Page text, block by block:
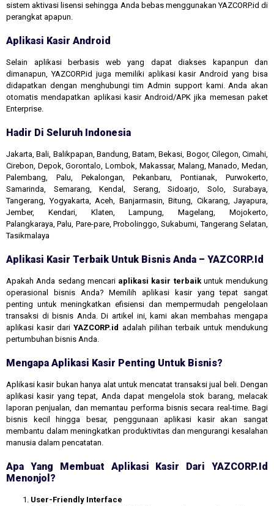
sistem aktivasi lisensi sehingga Anda bebas menggunakan YAZCORP.id di
perangkat apapun.
Aplikasi Kasir Android
Selain aplikasi berbasis web yang dapat diakses kapanpun dan
dimanapun, YAZCORP.id juga memiliki aplikasi kasir Android yang bisa
didapatkan dengan menghubungi tim Admin support kami. Anda akan
otomatis mendapatkan aplikasi kasir Android/APK jika memesan paket
Enterprise.
Hadir Di Seluruh Indonesia
Jakarta, Bali, Balikpapan, Bandung, Batam, Bekasi, Bogor, Cilegon, Cimahi,
Cirebon, Depok, Gorontalo, Lombok, Makassar, Malang, Manado, Medan,
Palembang, Palu, Pekalongan, Pekanbaru, Pontianak, Purwokerto,
Samarinda, Semarang, Kendal, Serang, Sidoarjo, Solo, Surabaya,
Tangerang, Yogyakarta, Aceh, Banjarmasin, Bitung, Cikarang, Jayapura,
Jember, Kendari, Klaten, Lampung, Magelang, Mojokerto,
Palangkaraya, Palu, Pare-pare, Probolinggo, Sukabumi, Tangerang Selatan,
Tasikmalaya
Aplikasi Kasir Terbaik Untuk Bisnis Anda – YAZCORP.id
Apakah Anda sedang mencari aplikasi kasir terbaikuntuk mendukung
operasional bisnis Anda? Memilih aplikasi kasir yang tepat sangat
penting untuk meningkatkan efisiensi dan mempermudah pengelolaan
transaksi di bisnis Anda. Di artikel ini, kami akan membahas mengapa
aplikasi kasir dariYAZCORP.id adalah pilihan terbaik untuk mendukung
pertumbuhan bisnis Anda.
Mengapa Aplikasi Kasir Penting Untuk Bisnis?
Aplikasi kasir bukan hanya alat untuk mencatat transaksi jual beli. Dengan
aplikasi kasir yang tepat, Anda dapat mengelola stok barang, melacak
laporan penjualan, dan memantau performa bisnis secara real-time. Bagi
bisnis kecil hingga besar, penggunaan aplikasi kasir akan sangat
membantu dalam meningkatkan produktivitas dan mengurangi kesalahan
manusia dalam pencatatan.
Apa Yang Membuat Aplikasi Kasir Dari YAZCORP.id
Menonjol?
User-Friendly Interface